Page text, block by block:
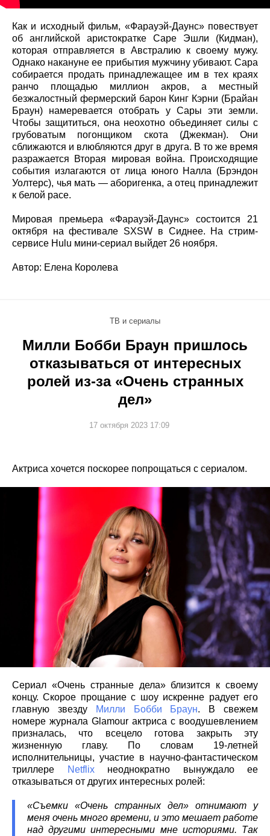
Как и исходный фильм, «Фарауэй-Даунс» повествует
об английской аристократке Саре Эшли (Кидман),
которая отправляется в Австралию к своему мужу.
Однако накануне ее прибытия мужчину убивают. Сара
собирается продать принадлежащее им в тех краях
ранчо площадью миллион акров, а местный
безжалостный фермерский барон Кинг Кэрни (Брайан
Браун) намеревается отобрать у Сары эти земли.
Чтобы защититься, она неохотно объединяет силы с
грубоватым погонщиком скота (Джекман). Они
сближаются и влюбляются друг в друга. В то же время
разражается Вторая мировая война. Происходящие
события излагаются от лица юного Налла (Брэндон
Уолтерс), чья мать — аборигенка, а отец принадлежит
к белой расе.
Мировая премьера «Фарауэй-Даунс» состоится 21
октября на фестивале SXSW в Сиднее. На стрим-
сервисе Hulu мини-сериал выйдет 26 ноября.
Автор: Елена Королева
ТВ и сериалы
Милли Бобби Браун пришлось
отказываться от интересных
ролей из-за «Очень странных
дел»
17 октября 2023 17:09
Актриса хочется поскорее попрощаться с сериалом.
Сериал «Очень странные дела» близится к своему
концу. Скорое прощание с шоу искренне радует его
главную звезду
Милли Бобби Браун. В свежем
номере журнала Glamour актриса с воодушевлением
призналась, что всецело готова закрыть эту
жизненную главу. По словам 19-летней
исполнительницы, участие в научно-фантастическом
триллере
Netflixнеоднократно вынуждало ее
отказываться от других интересных ролей:
«Съемки «Очень странных дел» отнимают у
меня очень много времени, и это мешает работе
над другими интересными мне историями. Так